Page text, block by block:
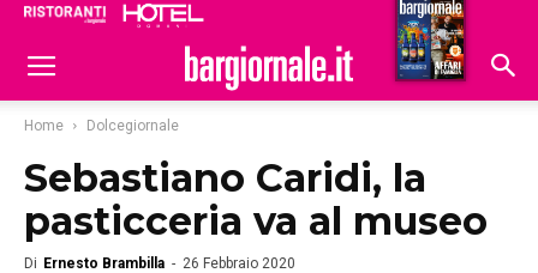
Hoteldomani
Home Dolcegiornale
Sebastiano Caridi, la
pasticceria va al museo
Di Ernesto Brambilla - 26 Febbraio 2020